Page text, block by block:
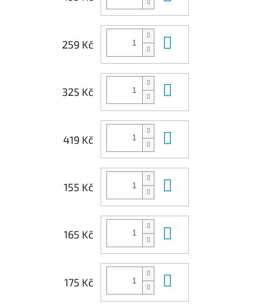
259 Kč
325 Kč
419 Kč
155 Kč
165 Kč
175 Kč